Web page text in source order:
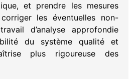
et prendre les mesures
les éventuelles non-
d’analyse approfondie
du système qualité et
plus rigoureuse des